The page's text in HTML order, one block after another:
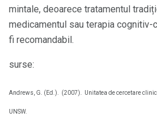
mintale, deoarece tratamentul
medicamentul sau terapia cognitiv-
fi recomandabil.
surse:
Andrews, G. (Ed.). (2007). Unitatea de cercetare
UNSW.